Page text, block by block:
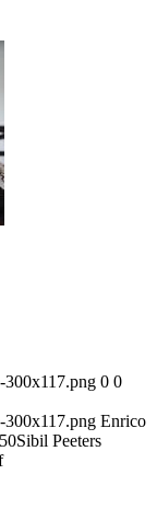
300x117.png 0 0
300x117.png Enrico
Sibil Peeters